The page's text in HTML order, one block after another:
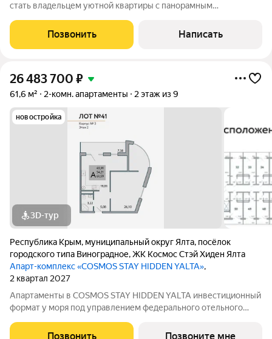
стать владельцем уютной квартиры с панорамным
выдержанным дизайном в пгт. Кореиз! Общая площадь
квартиры 39,4 м.кв., расположена на
Позвонить Написать
26 483 700 ₽
61,6 м² 2-комн. апартаменты 2 этаж из 9
новостройка
3D-тур
Республика Крым, муниципальный округ Ялта, посёлок
городского типа Виноградное,ЖК Космос Стэй Хиден Ялта
Апарт-комплекс «COSMOS STAY HIDDEN YALTA»,
2 квартал 2027
Апартаменты в COSMOS STAY HIDDEN YALTA инвестиционный
формат у моря под управлением федерального отельного
комплексе COSMOS STAY HIDDEN YALTA в Ялте проекте с
Позвонить Позвоните мне